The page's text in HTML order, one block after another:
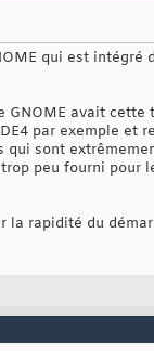
qui est intégré
avait
par exemple et
sont
peu fourni pour
la rapidité du